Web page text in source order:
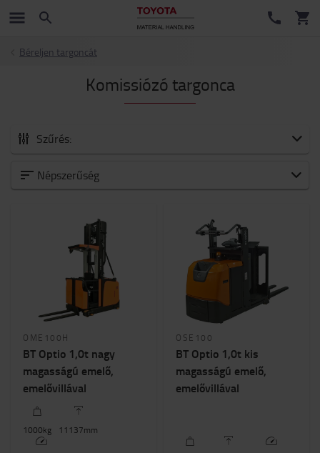
Béreljen targoncát
Komissiózó targonca
Szűrés:
Kategoria
Közepes és nagy emelési magasságú komissiózás
Teherbiras
1001kg
Emelési magasság (mm)
Targonca magasság
2500mm
Népszerűség
OME100H
BT Optio 1,0t nagy
magasságú emelő,
emelővillával
1000kg 11137mm
OSE100
BT Optio 1,0t kis
magasságú emelő,
emelővillával